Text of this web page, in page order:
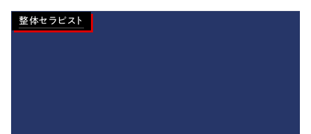
整体セラピスト